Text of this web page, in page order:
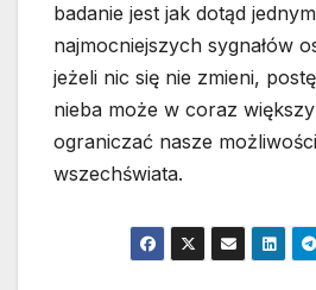
badanie jest jak dotąd
najmocniejszych sygnałów
jeżeli nic się nie zmieni,
nieba może w coraz
ograniczać nasze
wszechświata.